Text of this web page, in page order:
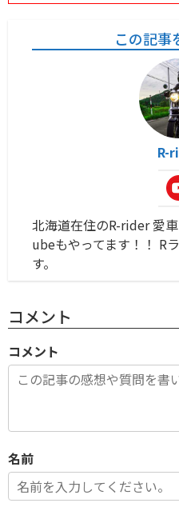
この記事
R-
北海道在住のR-rider 愛
ubeもやってます！！ R
す。
コメント
コメント
名前